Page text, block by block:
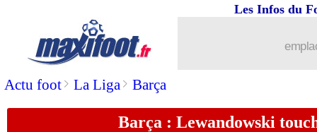
Actu foot> La Liga> Barça
Les Infos du
Barça : Lewandowski
Chelsea
06/08 Ang.
06/08 Man Utd: Neville irrité par Ronaldo